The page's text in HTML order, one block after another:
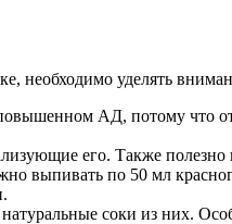
необходимо уделять
АД, потому что
его. Также полезно
выпивать по 50 мл
соки из них.